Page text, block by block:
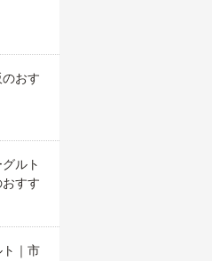
おす
ルト
おすす
｜市